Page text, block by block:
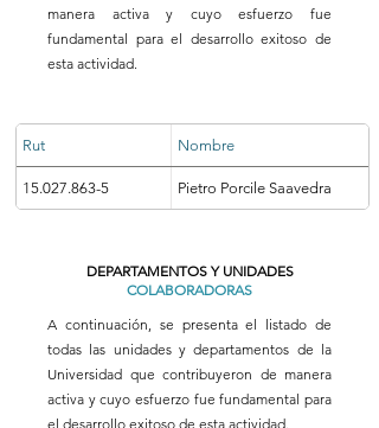
manera activa y cuyo esfuerzo fue
fundamental para el desarrollo exitoso de
esta actividad.
Rut Nombre
15.027.863-5 Pietro Porcile Saavedra
DEPARTAMENTOS Y UNIDADES
COLABORADORAS
A continuación, se presenta el listado de
todas las unidades y departamentos de la
Universidad que contribuyeron de manera
activa y cuyo esfuerzo fue fundamental para
el desarrollo exitoso de esta actividad.